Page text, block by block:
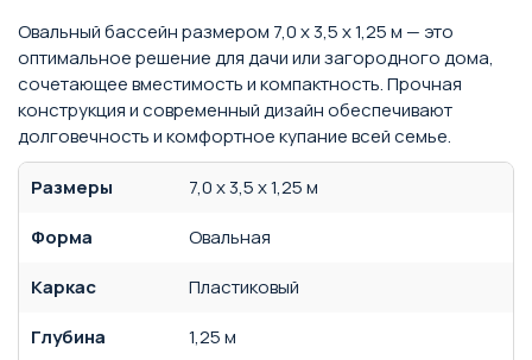
Овальный бассейн размером 7,0 x 3,5 x 1,25 м — это
оптимальное решение для дачи или загородного дома,
сочетающее вместимость и компактность. Прочная
конструкция и современный дизайн обеспечивают
долговечность и комфортное купание всей семье.
Размеры
7,0 х 3,5 х 1,25 м
Форма
Овальная
Каркас
Пластиковый
Глубина
1,25 м